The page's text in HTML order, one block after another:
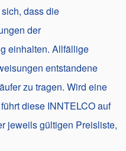
dass die
der
einhalten. Allfällige
entstandene
zu tragen. Wird eine
diese INNTELCO auf
jeweils gültigen Preisliste,